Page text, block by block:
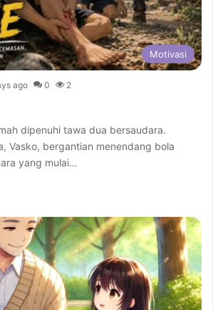
Motivasi
ago 0 2
dipenuhi tawa dua bersaudara.
Vasko, bergantian menendang bola
yang mulai…